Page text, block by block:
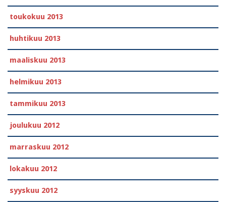
toukokuu 2013
huhtikuu 2013
maaliskuu 2013
helmikuu 2013
tammikuu 2013
joulukuu 2012
marraskuu 2012
lokakuu 2012
syyskuu 2012